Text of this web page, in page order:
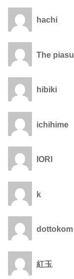
hachi
The piasu
hibiki
ichihime
IORI
k
dottokom
紅玉